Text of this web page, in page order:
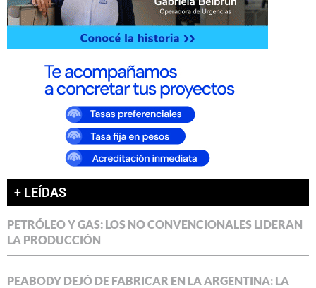
+ LEÍDAS
PETRÓLEO Y GAS: LOS NO CONVENCIONALES LIDERAN
LA PRODUCCIÓN
PEABODY DEJÓ DE FABRICAR EN LA ARGENTINA: LA